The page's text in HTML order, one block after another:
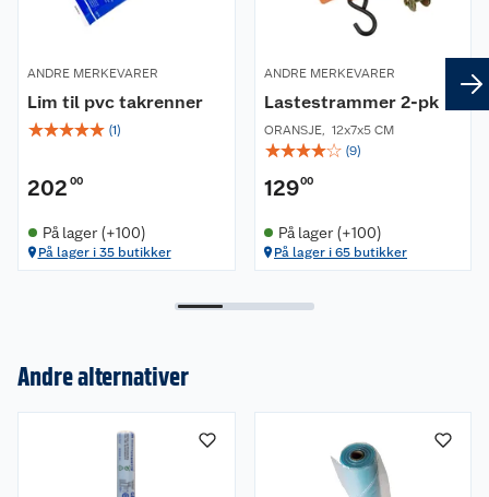
ANDRE MERKEVARER
Lim til pvc takrenner
☆☆☆☆☆ (1)
202 00
På lager (+100)
På lager i 35 butikker
ANDRE MERKEVARER
Lastestrammer 2-pk
ORANSJE, 12x7x5 CM
☆☆☆☆☆ (9)
12900
På lager (+100)
På lager i 65 butikker
Andre alternativer
Kundeservice
Om oss
Våre merkevarer